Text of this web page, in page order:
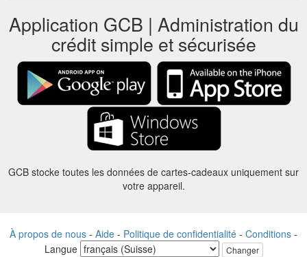
Application GCB | Administration du
crédit simple et sécurisée
GCB stocke toutes les données de cartes-cadeaux uniquement sur
votre appareil.
À propos de nous - Aide - Politique de confidentialité - Conditions -
Langue
Changer